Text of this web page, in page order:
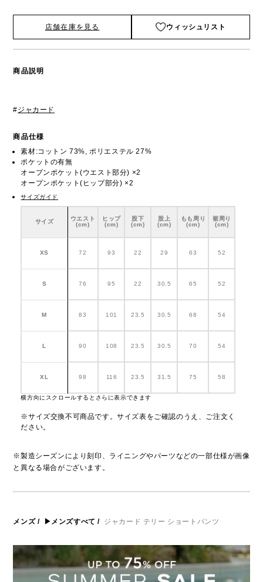
店舗在庫を見る ウィッシュリスト
商品説明
#ジャカード
商品仕様
素材:コットン 73%, ポリエステル 27%
ポケットの有無
オープンポケット(ウエスト部分) ×2
オープンポケット(ヒップ部分) ×2
サイズガイド
サイズ
ウエスト
(cm)
ヒップ
(cm)
股下
(cm)
股上
(cm)
もも周り
(cm)
裾周り
(cm)
XS 72 93 22 29 63 52
S 76 95 22 30.5 65 52
M 83 101 23.5 30.5 68 54
L 90 108 23.5 30.5 70 54
XL 98 116 23.5 31.5 75 58
横方向にスクロールするとさらに表示できます
※サイズ交換不可商品です。サイズ表をご確認のうえ、ご注文く
ださい。
※製造シーズンにより刻印、ライニングやパーツなどの一部仕様が画像
と異なる場合がございます。
メンズ/ ▶メンズすべて / ジャカード テリー ショートパンツ